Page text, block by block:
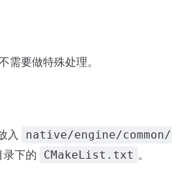
需要做特殊处理。
入 native/engine/common/
录下的 CMakeList.txt 。